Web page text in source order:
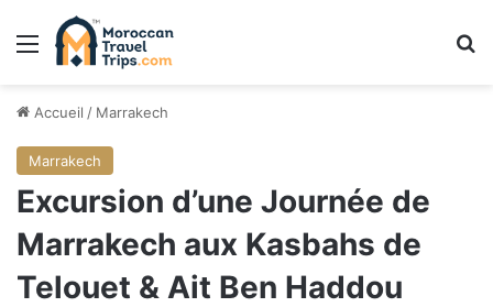
Menu
Accueil / Marrakech
Marrakech
Excursion d’une Journée de
Marrakech aux Kasbahs de
Telouet & Ait Ben Haddou